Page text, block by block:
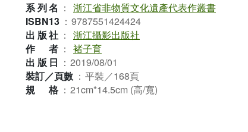
系列名 ： 浙江省非物質文化遺產代表作叢書
ISBN13 ： 9787551424424
出版社 ： 浙江攝影出版社
作者 ： 褚子育
出版日 ： 2019/08/01
裝訂／頁數 ： 平裝／168頁
規格 ： 21cm*14.5cm (高/寬)